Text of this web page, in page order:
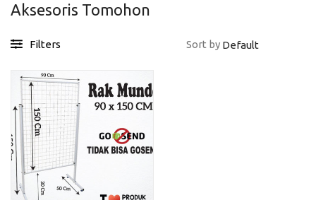
Aksesoris Tomohon
Filters Sort by